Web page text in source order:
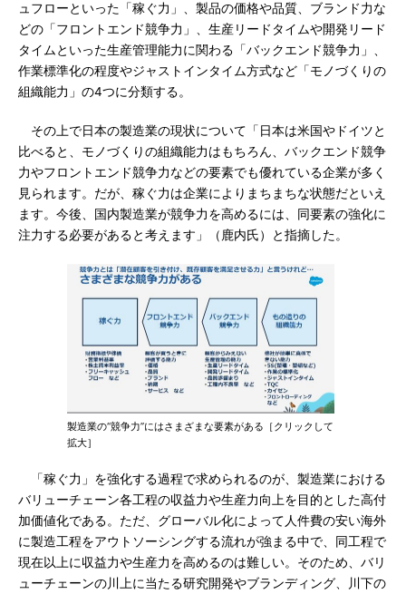
ュフローといった「稼ぐ力」、製品の価格や品質、ブランド力な
どの「フロントエンド競争力」、生産リードタイムや開発リード
タイムといった生産管理能力に関わる「バックエンド競争力」、
作業標準化の程度やジャストインタイム方式など「モノづくりの
組織能力」の4つに分類する。
その上で日本の製造業の現状について「日本は米国やドイツと
比べると、モノづくりの組織能力はもちろん、バックエンド競争
力やフロントエンド競争力などの要素でも優れている企業が多く
見られます。だが、稼ぐ力は企業によりまちまちな状態だといえ
ます。今後、国内製造業が競争力を高めるには、同要素の強化に
注力する必要があると考えます」（鹿内氏）と指摘した。
製造業の“競争力”にはさまざまな要素がある［クリックして
拡大］
「稼ぐ力」を強化する過程で求められるのが、製造業における
バリューチェーン各工程の収益力や生産力向上を目的とした高付
加価値化である。ただ、グローバル化によって人件費の安い海外
に製造工程をアウトソーシングする流れが強まる中で、同工程で
現在以上に収益力や生産力を高めるのは難しい。そのため、バリ
ューチェーンの川上に当たる研究開発やブランディング、川下の